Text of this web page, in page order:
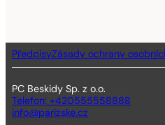
PředpisyZásady ochrany
PC Beskidy Sp. z o.o.
Telefon: +420555558888
info@parizske.cz